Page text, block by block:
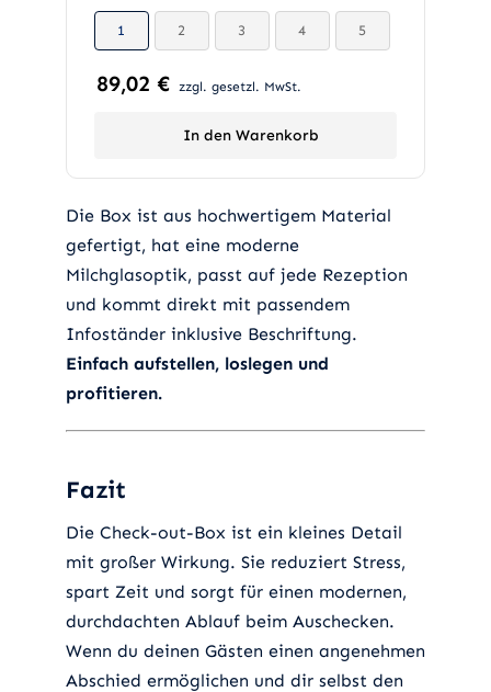
1 2 3 4 5
89,02 € zzgl. gesetzl. MwSt.
In den Warenkorb
Die Box ist aus hochwertigem Material
gefertigt, hat eine moderne
Milchglasoptik, passt auf jede Rezeption
und kommt direkt mit passendem
Infoständer inklusive Beschriftung.
Einfach aufstellen, loslegen und
profitieren.
Fazit
Die Check-out-Box ist ein kleines Detail
mit großer Wirkung. Sie reduziert Stress,
spart Zeit und sorgt für einen modernen,
durchdachten Ablauf beim Auschecken.
Wenn du deinen Gästen einen angenehmen
Abschied ermöglichen und dir selbst den